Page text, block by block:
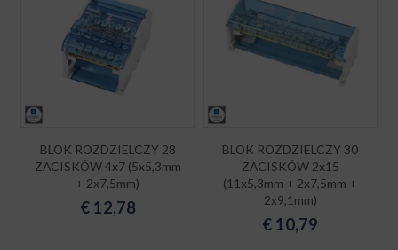
BLOK ROZDZIELCZY 28
ZACISKÓW 4x7 (5x5,3mm
+ 2x7,5mm)
€ 12,78
BLOK ROZDZIELCZY 30
ZACISKÓW 2x15
(11x5,3mm + 2x7,5mm +
2x9,1mm)
€ 10,79